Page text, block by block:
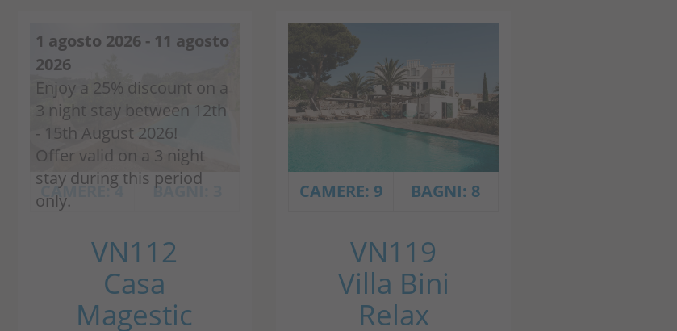
1 agosto 2026 - 11 agosto
2026
Enjoy a 25% discount on a
3 night stay between 12th
- 15th August 2026!
Offer valid on a 3 night
stay during this period
only.
CAMERE: 4 BAGNI: 3
VN112
Casa
Magestic
CAMERE: 9 BAGNI: 8
VN119
Villa Bini
Relax